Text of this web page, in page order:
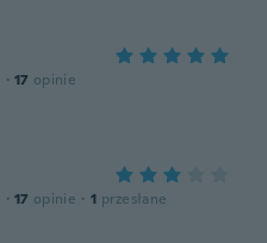
· 17 opinie
· 17 opinie · 1 przesłane